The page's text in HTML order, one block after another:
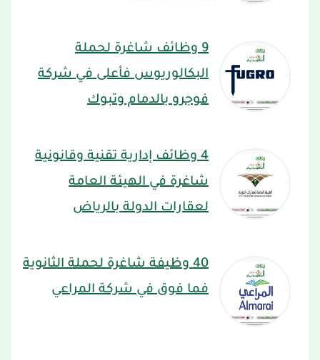
9 وظائف شاغرة لحملة
البكالوريوس فأعلى في شركة
فوجرو بالدمام وتبوك
4 وظائف إدارية تقنية وقانونية
شاغرة في الهيئة العامة
لعقارات الدولة بالرياض
40 وظيفة شاغرة لحملة الثانوية
فما فوق في شركة المراعي